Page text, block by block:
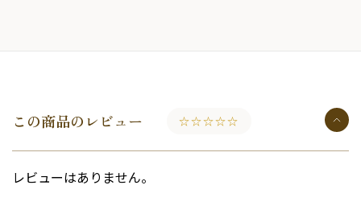
この商品のレビュー ☆☆☆☆☆
レビューはありません。